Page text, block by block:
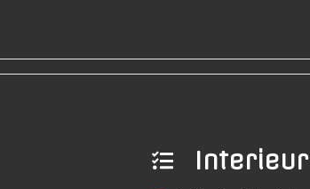
Interieur